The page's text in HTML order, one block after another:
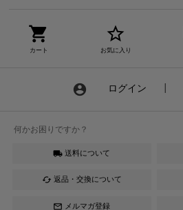
shopping_cart
カート
star_border
お気に入り
account_circle ログイン
何かお困りですか？
local_shipping 送料について
cached 返品・交換について
mail_outline メルマガ登録